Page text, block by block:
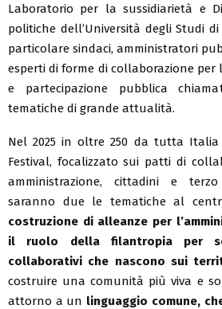
Laboratorio per la sussidiarietà e
politiche dell’Università degli Studi
particolare sindaci, amministratori
esperti di forme di collaborazione per
e partecipazione pubblica
tematiche di grande attualità.
Nel 2025 in oltre 250 da tutta
Festival, focalizzato sui patti di
amministrazione, cittadini e terzo
saranno due le tematiche al
costruzione di alleanze per
il ruolo della filantropia per
collaborativi che nascono sui
costruire una comunità più viva e
attorno a un linguaggio comune,